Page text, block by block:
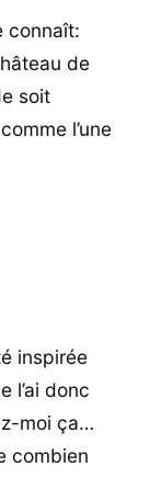
connaît:
de
soit
l’une
inspirée
l’ai donc
moi ça…
combien